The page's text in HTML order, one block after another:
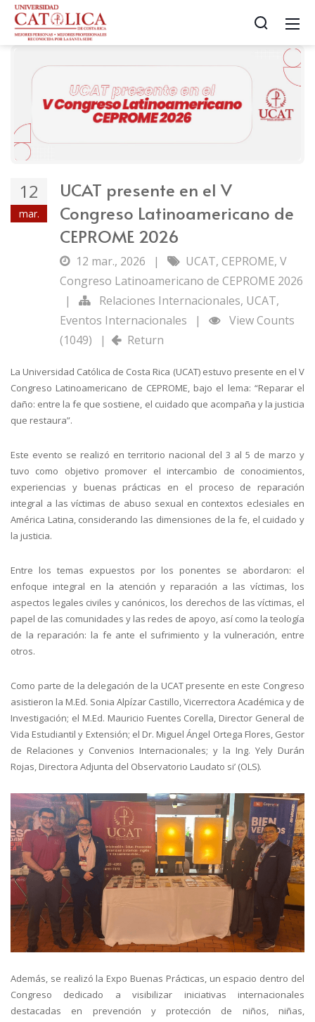
12
mar.
UCAT presente en el V
Congreso Latinoamericano de
CEPROME 2026
12 mar., 2026 | UCAT, CEPROME, V
Congreso Latinoamericano de CEPROME 2026
|
Relaciones Internacionales, UCAT,
Eventos Internacionales
|
View Counts
(1049)
| Return
La Universidad Católica de Costa Rica (UCAT) estuvo presente en el V
Congreso Latinoamericano de CEPROME, bajo el lema: “Reparar el
daño: entre la fe que sostiene, el cuidado que acompaña y la justicia
que restaura”.
Este evento se realizó en territorio nacional del 3 al 5 de marzo y
tuvo como objetivo promover el intercambio de conocimientos,
experiencias y buenas prácticas en el proceso de reparación
integral a las víctimas de abuso sexual en contextos eclesiales en
América Latina, considerando las dimensiones de la fe, el cuidado y
la justicia.
Entre los temas expuestos por los ponentes se abordaron: el
enfoque integral en la atención y reparación a las víctimas, los
aspectos legales civiles y canónicos, los derechos de las víctimas, el
papel de las comunidades y las redes de apoyo, así como la teología
de la reparación: la fe ante el sufrimiento y la vulneración, entre
otros.
Como parte de la delegación de la UCAT presente en este Congreso
asistieron la M.Ed. Sonia Alpízar Castillo, Vicerrectora Académica y de
Investigación; el M.Ed. Mauricio Fuentes Corella, Director General de
Vida Estudiantil y Extensión; el Dr. Miguel Ángel Ortega Flores, Gestor
de Relaciones y Convenios Internacionales; y la Ing. Yely Durán
Rojas, Directora Adjunta del Observatorio Laudato si’ (OLS).
Además, se realizó la Expo Buenas Prácticas, un espacio dentro del
Congreso dedicado a visibilizar iniciativas internacionales
destacadas en prevención y protección de niños, niñas,